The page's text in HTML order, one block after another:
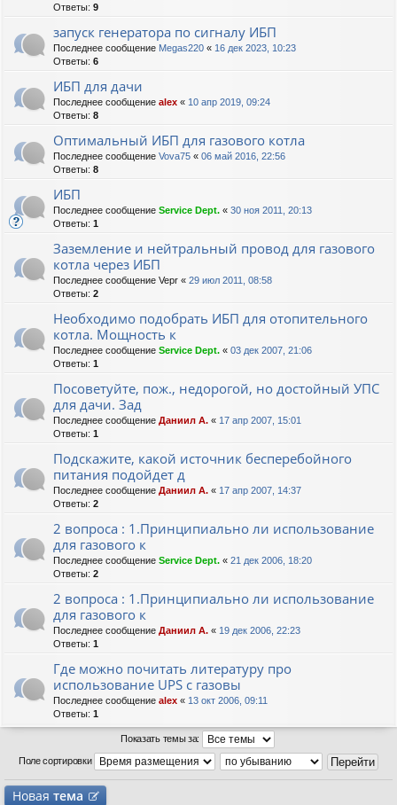
Ответы: 9
запуск генератора по сигналу ИБП
Последнее сообщение Megas220 « 16 дек 2023, 10:23
Ответы: 6
ИБП для дачи
Последнее сообщение alex « 10 апр 2019, 09:24
Ответы: 8
Оптимальный ИБП для газового котла
Последнее сообщение Vova75 « 06 май 2016, 22:56
Ответы: 8
ИБП
Последнее сообщение Service Dept. « 30 ноя 2011, 20:13
Ответы: 1
Заземление и нейтральный провод для газового
котла через ИБП
Последнее сообщение Vepr « 29 июл 2011, 08:58
Ответы: 2
Необходимо подобрать ИБП для отопительного
котла. Мощность к
Последнее сообщение Service Dept. « 03 дек 2007, 21:06
Ответы: 1
Посоветуйте, пож., недорогой, но достойный УПС
для дачи. Зад
Последнее сообщение Даниил А. « 17 апр 2007, 15:01
Ответы: 1
Подскажите, какой источник бесперебойного
питания подойдет д
Последнее сообщение Даниил А. « 17 апр 2007, 14:37
Ответы: 2
2 вопроса : 1.Принципиально ли использование
для газового к
Последнее сообщение Service Dept. « 21 дек 2006, 18:20
Ответы: 2
2 вопроса : 1.Принципиально ли использование
для газового к
Последнее сообщение Даниил А. « 19 дек 2006, 22:23
Ответы: 1
Где можно почитать литературу про
использование UPS с газовы
Последнее сообщение alex « 13 окт 2006, 09:11
Ответы: 1
Показать темы за:
Поле сортировки
Новая тема